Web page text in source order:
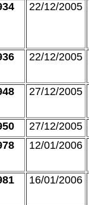
22/12/2005
22/12/2005
27/12/2005
27/12/2005
12/01/2006
16/01/2006